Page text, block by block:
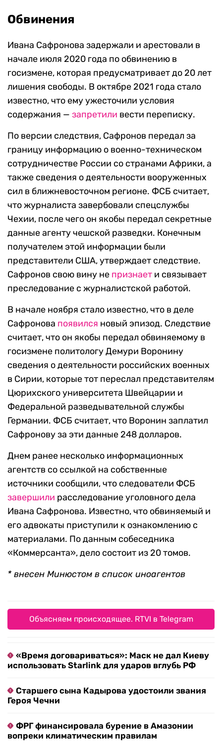
Обвинения
Ивана Сафронова задержали и арестовали в
начале июля 2020 года по обвинению в
госизмене, которая предусматривает до 20 лет
лишения свободы. В октябре 2021 года стало
известно, что ему ужесточили условия
содержания — запретили вести переписку.
По версии следствия, Сафронов передал за
границу информацию о военно-техническом
сотрудничестве России со странами Африки, а
также сведения о деятельности вооруженных
сил в ближневосточном регионе. ФСБ считает,
что журналиста завербовали спецслужбы
Чехии, после чего он якобы передал секретные
данные агенту чешской разведки. Конечным
получателем этой информации были
представители США, утверждает следствие.
Сафронов свою вину не признает и связывает
преследование с журналистской работой.
В начале ноября стало известно, что в деле
Сафронова появился новый эпизод. Следствие
считает, что он якобы передал обвиняемому в
госизмене политологу Демури Воронину
сведения о деятельности российских военных
в Сирии, которые тот переслал представителям
Цюрихского университета Швейцарии и
Федеральной разведывательной службы
Германии. ФСБ считает, что Воронин заплатил
Сафронову за эти данные 248 долларов.
Днем ранее несколько информационных
агентств со ссылкой на собственные
источники сообщили, что следователи ФСБ
завершили расследование уголовного дела
Ивана Сафронова. Известно, что обвиняемый и
его адвокаты приступили к ознакомлению с
материалами. По данным собеседника
«Коммерсанта», дело состоит из 20 томов.
* внесен Минюстом в список иноагентов
Объясняем происходящее. RTVI в Telegram
«Время договариваться»: Маск не дал Киеву
использовать Starlink для ударов вглубь РФ
Старшего сына Кадырова удостоили звания
Героя Чечни
ФРГ финансировала бурение в Амазонии
вопреки климатическим правилам